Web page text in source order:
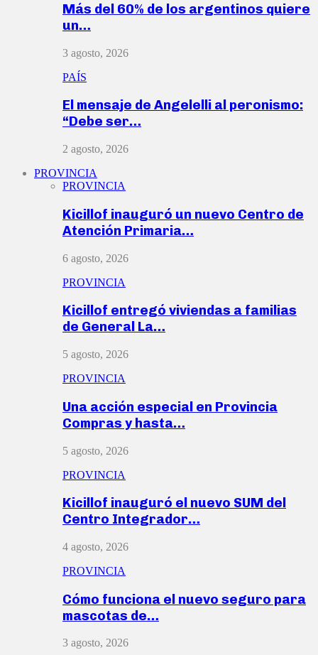
Más del 60% de los argentinos quiere
un…
3 agosto, 2026
PAÍS
El mensaje de Angelelli al peronismo:
“Debe ser…
2 agosto, 2026
PROVINCIA
PROVINCIA
Kicillof inauguró un nuevo Centro de
Atención Primaria…
6 agosto, 2026
PROVINCIA
Kicillof entregó viviendas a familias
de General La…
5 agosto, 2026
PROVINCIA
Una acción especial en Provincia
Compras y hasta…
5 agosto, 2026
PROVINCIA
Kicillof inauguró el nuevo SUM del
Centro Integrador…
4 agosto, 2026
PROVINCIA
Cómo funciona el nuevo seguro para
mascotas de…
3 agosto, 2026